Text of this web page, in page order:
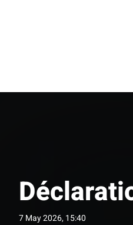
7 May 2026, 15:40